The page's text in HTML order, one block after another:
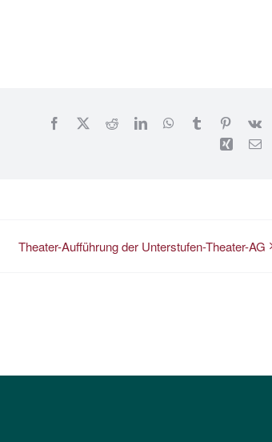
Facebook RedditLinkedInWhatsApp
Tumblr Pinterest
Vk
Xing E-
Theater-Aufführung der Unterstufen-Theater-AG